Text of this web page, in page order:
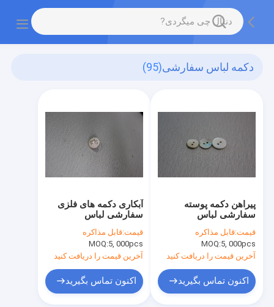
دکمه لباس سفارشی(95)
آبکاری دکمه های فلزی
سفارشی لباس
قیمت:قابل مذاکره
MOQ:5, 000pcs
آخرین قیمت را دریافت کنید
اکنون تماس بگیرید
پیراهن دکمه پوسته
سفارشی لباس
قیمت:قابل مذاکره
MOQ:5, 000pcs
آخرین قیمت را دریافت کنید
اکنون تماس بگیرید